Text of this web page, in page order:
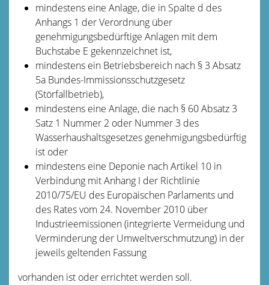
mindestens eine Anlage, die in Spalte d des
Anhangs 1 der Verordnung über
genehmigungsbedürftige Anlagen mit dem
Buchstabe E gekennzeichnet ist,
mindestens ein Betriebsbereich nach § 3 Absatz
5a Bundes-Immissionsschutzgesetz
(Störfallbetrieb),
mindestens eine Anlage, die nach § 60 Absatz 3
Satz 1 Nummer 2 oder Nummer 3 des
Wasserhaushaltsgesetzes genehmigungsbedürftig
ist oder
mindestens eine Deponie nach Artikel 10 in
Verbindung mit Anhang I der Richtlinie
2010/75/EU des Europäischen Parlaments und
des Rates vom 24. November 2010 über
Industrieemissionen (integrierte Vermeidung und
Verminderung der Umweltverschmutzung) in der
jeweils geltenden Fassung
vorhanden ist oder errichtet werden soll.